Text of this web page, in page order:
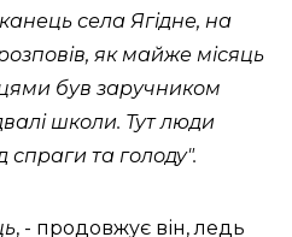
села Ягідне, на
як майже місяць
був заручником
школи. Тут люди
та голоду".
, - продовжує він, ледь